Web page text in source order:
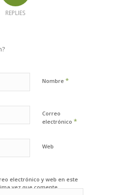
REPLIES
Nombre *
Correo
electrónico *
Web
electrónico y web en este
vez que comente.